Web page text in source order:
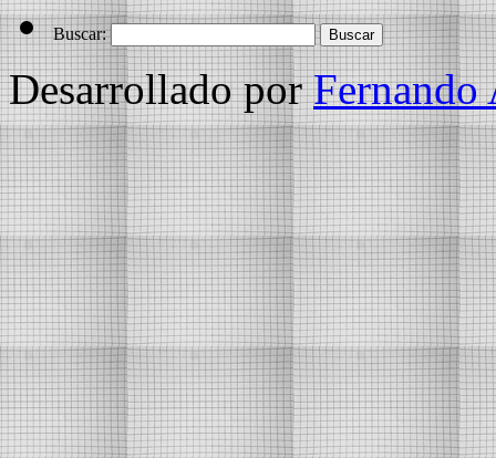
Buscar:
Desarrollado porFernando